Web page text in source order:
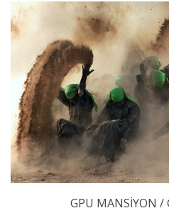
GPU MANSİYON /